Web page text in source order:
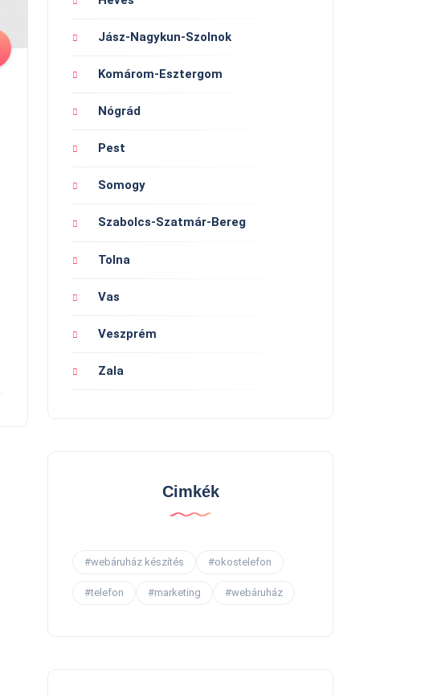
Jász-Nagykun-Szolnok
Komárom-Esztergom
Nógrád
Pest
Somogy
Szabolcs-Szatmár-Bereg
Tolna
Vas
Veszprém
Zala
Cimkék
#webáruház készítés #okostelefon
#telefon #marketing #webáruház